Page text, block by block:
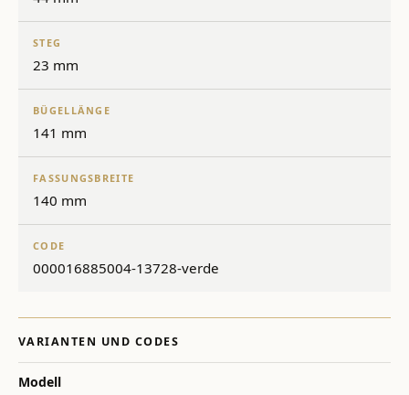
STEG
23 mm
BÜGELLÄNGE
141 mm
FASSUNGSBREITE
140 mm
CODE
000016885004-13728-verde
VARIANTEN UND CODES
Modell